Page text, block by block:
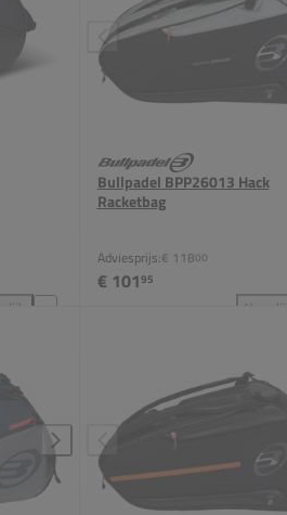
Bullpadel BPP26013 Hack
Racketbag
Adviesprijs:€ 11800
€ 10195